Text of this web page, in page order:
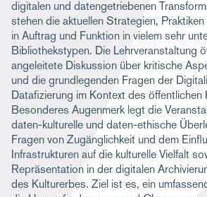
digitalen und datengetriebenen
stehen die aktuellen Strategien,
in Auftrag und Funktion in vielem sehr
Bibliothekstypen. Die Lehrveranstaltung
angeleitete Diskussion über kritische
und die grundlegenden Fragen der
Datafizierung im Kontext des öffentlichen
Besonderes Augenmerk legt die
daten-kulturelle und daten-ethische
Fragen von Zugänglichkeit und dem
Infrastrukturen auf die kulturelle Vielfalt
Repräsentation in der digitalen
des Kulturerbes. Ziel ist es, ein